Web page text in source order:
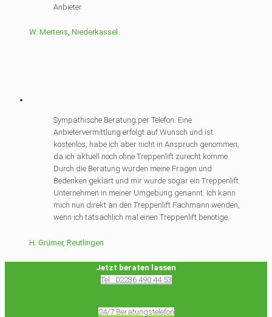
Anbieter.
W. Mertens, Niederkassel
Sympathische Beratung per Telefon. Eine
Anbietervermittlung erfolgt auf Wunsch und ist
kostenlos, habe ich aber nicht in Anspruch genommen,
da ich aktuell noch ohne Treppenlift zurecht komme.
Durch die Beratung wurden meine Fragen und
Bedenken geklärt und mir wurde sogar ein Treppenlift
Unternehmen in meiner Umgebung genannt. Ich kann
mich nun direkt an den Treppenlift Fachmann wenden,
wenn ich tatsächlich mal einen Treppenlift benötige.
H. Grümer, Reutlingen
Jetzt beraten lassen
Tel.: 02236 490 44 53
24/7 Beratungstelefon